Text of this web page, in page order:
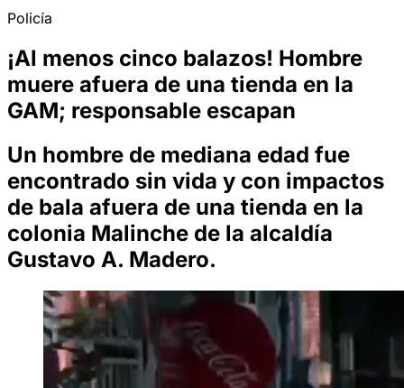
Policía
¡Al menos cinco balazos! Hombre
muere afuera de una tienda en la
GAM; responsable escapan
Un hombre de mediana edad fue
encontrado sin vida y con impactos
de bala afuera de una tienda en la
colonia Malinche de la alcaldía
Gustavo A. Madero.